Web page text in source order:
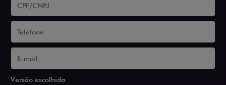
Versão escolhida